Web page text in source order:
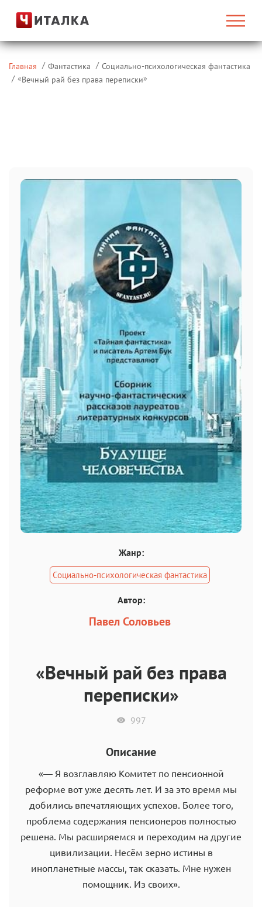
Главная Фантастика
Социально-психологическая фантастика
«Вечный рай без права переписки»
Жанр:
Социально-психологическая фантастика
Автор:
Павел Соловьев
«Вечный рай без права
переписки»
997
Описание
«— Я возглавляю Комитет по пенсионной
реформе вот уже десять лет. И за это время мы
добились впечатляющих успехов. Более того,
проблема содержания пенсионеров полностью
решена. Мы расширяемся и переходим на другие
цивилизации. Несём зерно истины в
инопланетные массы, так сказать. Мне нужен
помощник. Из своих».